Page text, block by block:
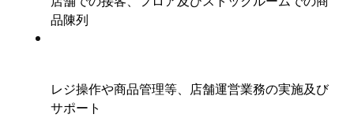
品陳列
レジ操作や商品管理等、店舗運営業務の実施及び
サポート